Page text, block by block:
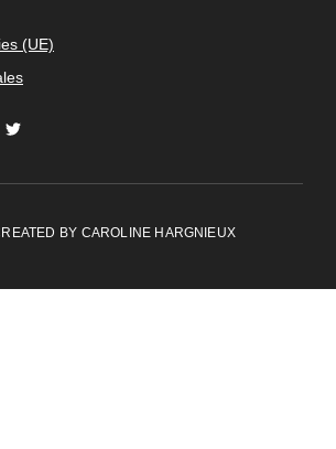
(UE)
BY CAROLINE HARGNIEUX